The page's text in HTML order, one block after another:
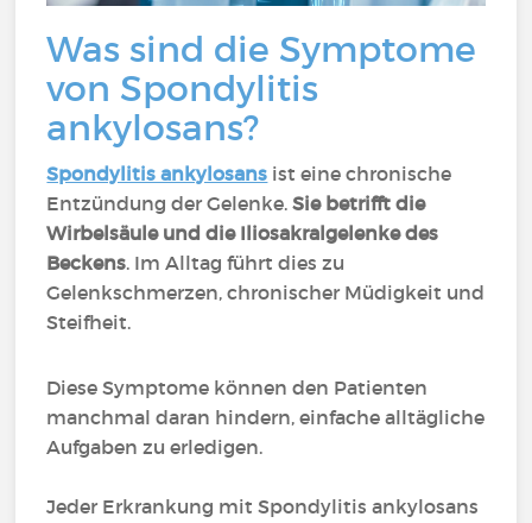
Was sind die Symptome
von Spondylitis
ankylosans?
Spondylitis ankylosans ist eine chronische
Entzündung der Gelenke.Sie betrifft die
Wirbelsäule und die Iliosakralgelenke des
Beckens. Im Alltag führt dies zu
Gelenkschmerzen, chronischer Müdigkeit und
Steifheit.
Diese Symptome können den Patienten
manchmal daran hindern, einfache alltägliche
Aufgaben zu erledigen.
Jeder Erkrankung mit Spondylitis ankylosans